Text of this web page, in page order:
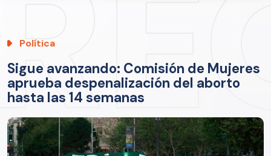
Política
Sigue avanzando: Comisión de Mujeres
aprueba despenalización del aborto
hasta las 14 semanas